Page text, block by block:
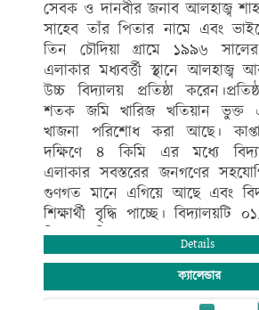
সেবক ও দানবীর জনাব আলহাজ্ব
সাহেব তাঁর পিতার নামে এবং
তিন চৌদিয়া গ্রামে ১৯৯৬
এলাকার মধ্যবর্ত্তী স্থানে
উচ্চ বিদ্যালয় প্রতিষ্ঠা
শতক জমি খারিজ খতিয়ান ভুক্ত
খাজনা পরিশোধ করা আছে।
দক্ষিণে ৪ কিমি এর মধ্যে
এলাকার সবস্তরের জনগণের
গুণগত মানে এগিয়ে আছে এবং
শিক্ষার্থী বৃদ্ধি পাচ্ছে। বিদ্যালয়টি
নিম্ন মাধ্যমিক স্তর এবং ০১/০৭/
স্তর এমপিও ভুক্তি লাভ করে এর
কর্তৃক একাডেমিক (বিজ্ঞান, মানবিক
শাখা) স্বীকৃতি প্রাপ্ত। বিদ্যালয়ে
Details
ক্যালেন্ডার